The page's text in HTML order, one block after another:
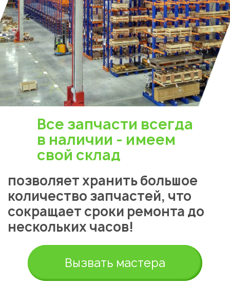
Все запчасти всегда
в наличии - имеем
свой склад
позволяет хранить большое
количество запчастей, что
сокращает сроки ремонта до
нескольких часов!
Вызвать мастера